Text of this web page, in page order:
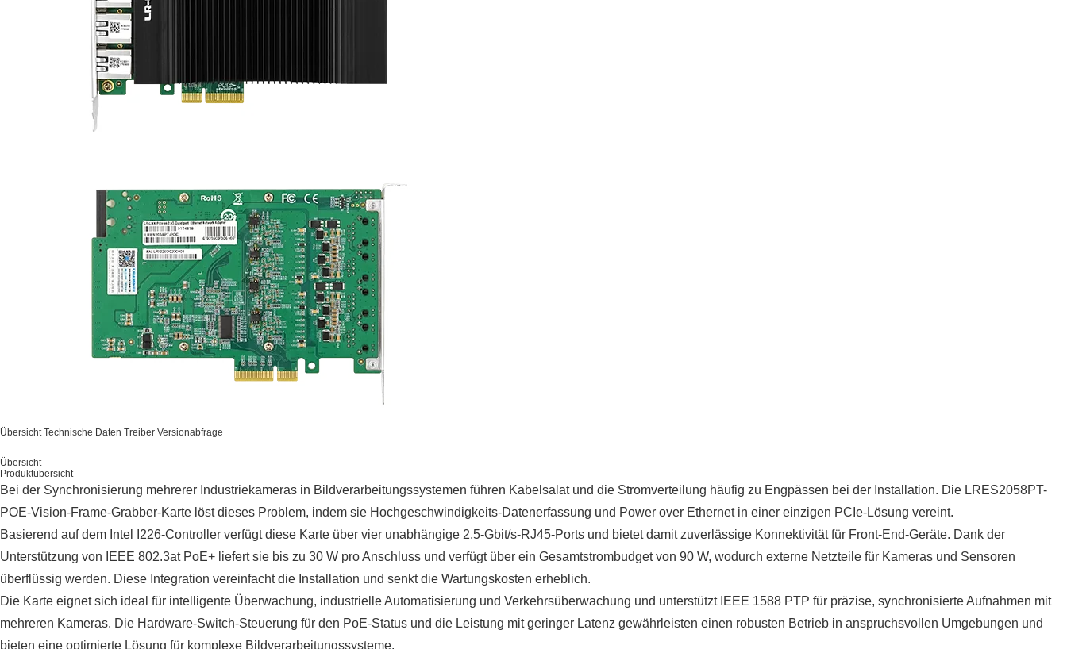
Übersicht Technische Daten Treiber Versionabfrage
Übersicht
Produktübersicht
Bei der Synchronisierung mehrerer Industriekameras in Bildverarbeitungssystemen führen Kabelsalat und die Stromverteilung häufig zu Engpässen bei der Installation. Die LRES2058PT-
POE-Vision-Frame-Grabber-Karte löst dieses Problem, indem sie Hochgeschwindigkeits-Datenerfassung und Power over Ethernet in einer einzigen PCIe-Lösung vereint.
Basierend auf dem Intel I226-Controller verfügt diese Karte über vier unabhängige 2,5-Gbit/s-RJ45-Ports und bietet damit zuverlässige Konnektivität für Front-End-Geräte. Dank der
Unterstützung von IEEE 802.3at PoE+ liefert sie bis zu 30 W pro Anschluss und verfügt über ein Gesamtstrombudget von 90 W, wodurch externe Netzteile für Kameras und Sensoren
überflüssig werden. Diese Integration vereinfacht die Installation und senkt die Wartungskosten erheblich.
Die Karte eignet sich ideal für intelligente Überwachung, industrielle Automatisierung und Verkehrsüberwachung und unterstützt IEEE 1588 PTP für präzise, synchronisierte Aufnahmen mit
mehreren Kameras. Die Hardware-Switch-Steuerung für den PoE-Status und die Leistung mit geringer Latenz gewährleisten einen robusten Betrieb in anspruchsvollen Umgebungen und
bieten eine optimierte Lösung für komplexe Bildverarbeitungssysteme.